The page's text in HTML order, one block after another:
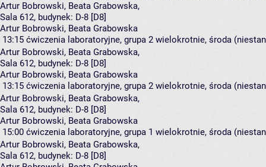
Artur Bobrowski, Beata Grabowska,
Sala 612, budynek: D-8 [D8]
Artur Bobrowski, Beata Grabowska
13:15 ćwiczenia laboratoryjne, grupa 2 wielokrotnie, środa
Artur Bobrowski, Beata Grabowska,
Sala 612, budynek: D-8 [D8]
Artur Bobrowski, Beata Grabowska
13:15 ćwiczenia laboratoryjne, grupa 2 wielokrotnie, środa
Artur Bobrowski, Beata Grabowska,
Sala 612, budynek: D-8 [D8]
Artur Bobrowski, Beata Grabowska
15:00 ćwiczenia laboratoryjne, grupa 1 wielokrotnie, środa
Artur Bobrowski, Beata Grabowska,
Sala 612, budynek: D-8 [D8]